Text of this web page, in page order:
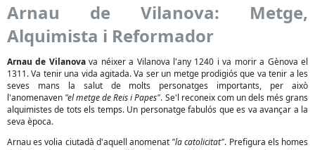
Arnau de Vilanova: Metge,
Alquimista i Reformador
Arnau de Vilanovava néixer a Vilanova l'any 1240 i va morir a Gènova el
1311. Va tenir una vida agitada. Va ser un metge prodigiós que va tenir a les
seves mans la salut de molts personatges importants, per això
l'anomenaven "el metge de Reis i Papes". Se'l reconeix com un dels més grans
alquimistes de tots els temps. Un personatge fabulós que es va avançar a la
seva època.
Arnau es volia ciutadà d'aquell anomenat "la catolicitat". Prefigura els homes